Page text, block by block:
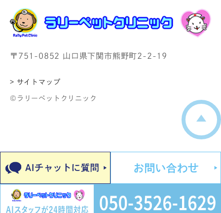
〒751-0852 山口県下関市熊野町2-2-19
> サイトマップ
©ラリーペットクリニック